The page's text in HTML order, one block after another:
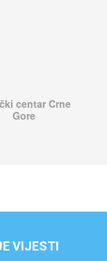
centar Crne
Gore
VIJESTI